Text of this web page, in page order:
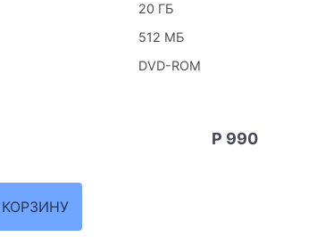
20 ГБ
512 МБ
DVD-ROM
Р 990